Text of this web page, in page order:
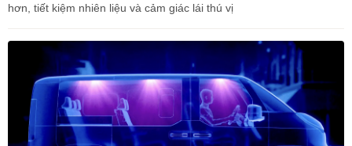
hơn, tiết kiệm nhiên liệu và cảm giác lái thú vị